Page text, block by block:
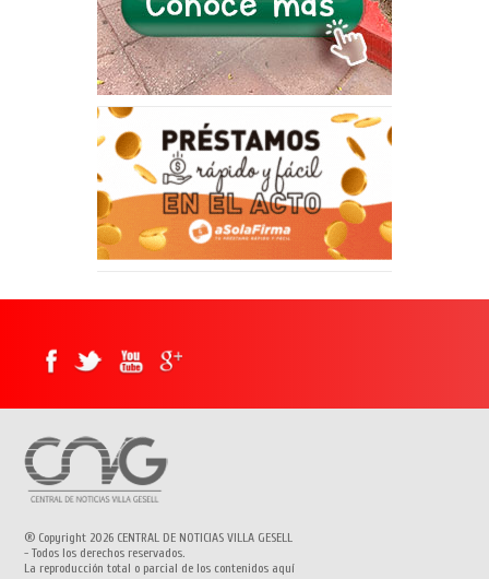
® Copyright 2026 CENTRAL DE NOTICIAS VILLA GESELL
- Todos los derechos reservados.
La reproducción total o parcial de los contenidos aquí